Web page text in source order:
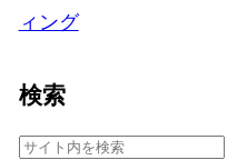
ィング
検索